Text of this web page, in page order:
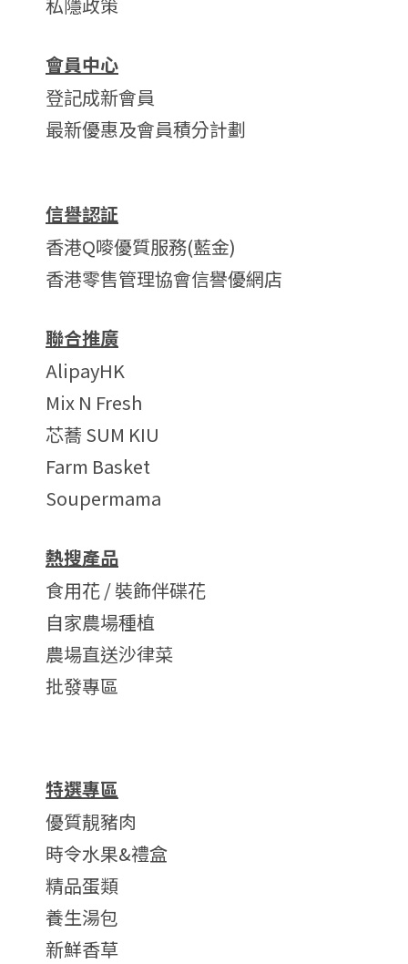
會員中心
登記成新會員
最新優惠及會員積分計劃
信譽認証
香港Q嘜優質服務(藍金)
香港零售管理協會信譽優網店
聯合推廣
AlipayHK
Mix N Fresh
芯蕎 SUM KIU
Farm Basket
Soupermama
熱搜產品
食用花 / 裝飾伴碟花
自家農場種植
農場直送沙律菜
批發專區
特選專區
優質靚豬肉
時令水果&禮盒
精品蛋類
養生湯包
新鮮香草